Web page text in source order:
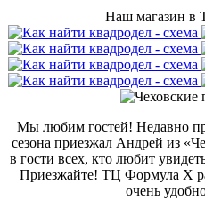
Наш магазин в
Мы любим гостей! Недавно
сезона приезжал Андрей из
в гости всех, кто любит
Приезжайте! ТЦ Формула Х
очень